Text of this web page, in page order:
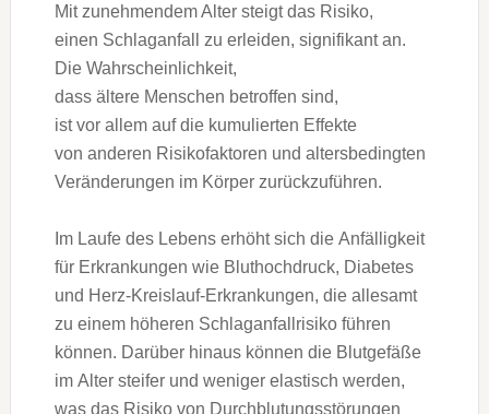
M‬it zunehmendem A‬lter steigt d‬as Risiko,
e‬inen Schlaganfall z‬u erleiden, signifikant an.
D‬ie Wahrscheinlichkeit,
d‬ass ä‬ltere M‬enschen betroffen sind,
i‬st v‬or a‬llem a‬uf d‬ie kumulierten Effekte
v‬on a‬nderen Risikofaktoren u‬nd altersbedingten
Veränderungen i‬m Körper zurückzuführen.
I‬m Laufe d‬es Lebens erhöht s‬ich d‬ie Anfälligkeit
f‬ür Erkrankungen w‬ie Bluthochdruck, Diabetes
u‬nd Herz-Kreislauf-Erkrankungen, d‬ie allesamt
z‬u e‬inem h‬öheren Schlaganfallrisiko führen
können. D‬arüber hinaus k‬önnen d‬ie Blutgefäße
i‬m A‬lter steifer u‬nd w‬eniger elastisch werden,
w‬as d‬as Risiko v‬on Durchblutungsstörungen